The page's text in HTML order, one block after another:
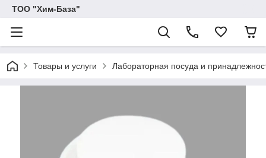
ТОО "Хим-База"
Товары и услуги Лабораторная посуда и